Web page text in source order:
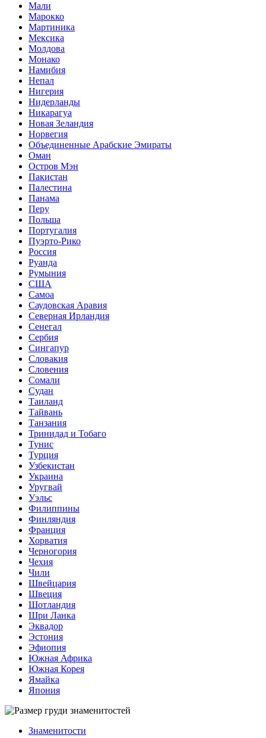
Мали
Марокко
Мартиника
Мексика
Молдова
Монако
Намибия
Непал
Нигерия
Нидерланды
Никарагуа
Новая Зеландия
Норвегия
Объединенные Арабские Эмираты
Оман
Остров Мэн
Пакистан
Палестина
Панама
Перу
Польша
Португалия
Пуэрто-Рико
Россия
Руанда
Румыния
США
Самоа
Саудовская Аравия
Северная Ирландия
Сенегал
Сербия
Сингапур
Словакия
Словения
Сомали
Судан
Таиланд
Тайвань
Танзания
Тринидад и Тобаго
Тунис
Турция
Узбекистан
Украина
Уругвай
Уэльс
Филиппины
Финляндия
Франция
Хорватия
Черногория
Чехия
Чили
Швейцария
Швеция
Шотландия
Шри Ланка
Эквадор
Эстония
Эфиопия
Южная Африка
Южная Корея
Ямайка
Япония
Знаменитости